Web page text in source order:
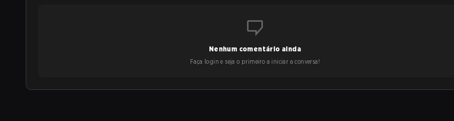
Nenhum comentário ainda
Faça login e seja o primeiro a iniciar a conversa!